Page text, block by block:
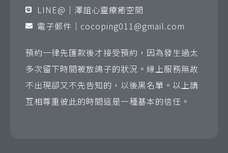
LINE@｜澤誼心靈療癒空間
電子郵件｜ cocoping011@gmail.com
預約一律先匯款後才接受預約，因為發生過太
多次留下時間被放鴿子的狀況。線上服務無故
不出現卻又不先告知的，以後黑名單。以上請
互相尊重彼此的時間這是一種基本的信任。